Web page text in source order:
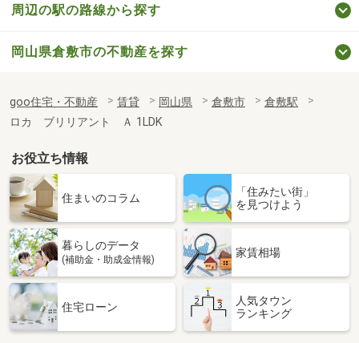
周辺の駅の路線から探す
岡山県倉敷市の不動産を探す
goo住宅・不動産 賃貸 岡山県 倉敷市
倉敷駅
ロカ ブリリアント Ａ 1LDK
お役立ち情報
住まいのコラム
「住みたい街」
を見つけよう
暮らしのデータ
(補助金・助成金情報)
家賃相場
住宅ローン
人気タウン
ランキング